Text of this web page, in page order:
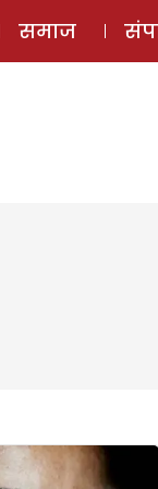
समाज